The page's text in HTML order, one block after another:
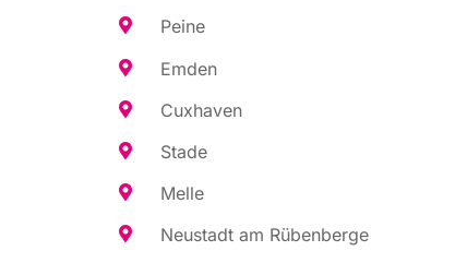
Pei­ne
Emden
Cux­ha­ven
Sta­de
Mel­le
Neu­stadt am Rübenberge